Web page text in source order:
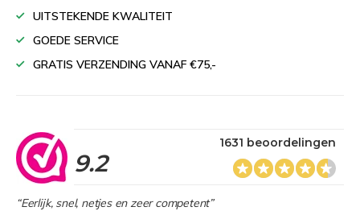
UITSTEKENDE KWALITEIT
GOEDE SERVICE
GRATIS VERZENDING VANAF €75,-
9.2
1631 beoordelingen
“Eerlijk, snel, netjes en zeer competent”